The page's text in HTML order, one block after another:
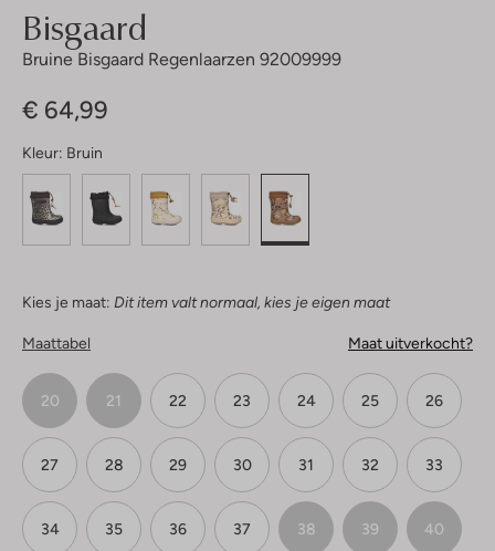
Bisgaard
Bruine Bisgaard Regenlaarzen 92009999
€ 64,99
Kleur: Bruin
Kies je maat: Dit item valt normaal, kies je eigen maat
Maattabel Maat uitverkocht?
20 21 22 23 24 25 26
27 28 29 30 31 32 33
34 35 36 37 38 39 40